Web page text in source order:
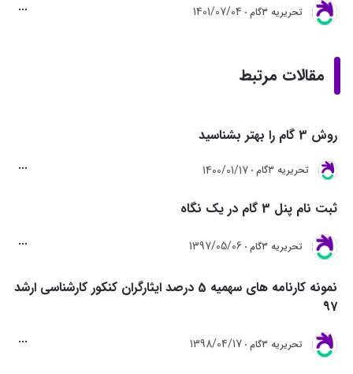
تحريريه 3گام 1401/07/04
مقالات مرتبط
روش 3 گام را بهتر بشناسید
تحريريه 3گام 1400/01/17
ثبت نام پنل 3 گام در یک نگاه
تحريريه 3گام 1397/05/06
نمونه کارنامه های سهمیه 5 درصد ایثارگران کنکور کارشناسی ارشد
97
تحريريه 3گام 1398/04/17